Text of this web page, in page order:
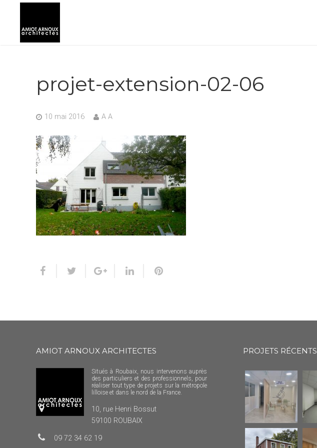
projet-extension-02-06
10 mai 2016 A A
AMIOT ARNOUX ARCHITECTES
Situés à Roubaix, nous intervenons auprès
des particuliers et des professionnels, pour
réaliser tout type de projets sur la métropole
lilloise et dans le nord de la France.
10, rue Henri Bossut
59100 ROUBAIX
09 72 34 62 19
PROJETS RÉCENTS